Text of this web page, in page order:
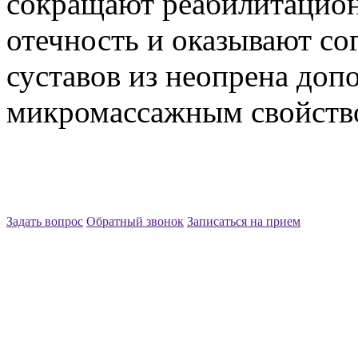
отечность и оказывают
суставов из неопрена
микромассажным
Задать вопрос Обратный звонок Записаться на прием